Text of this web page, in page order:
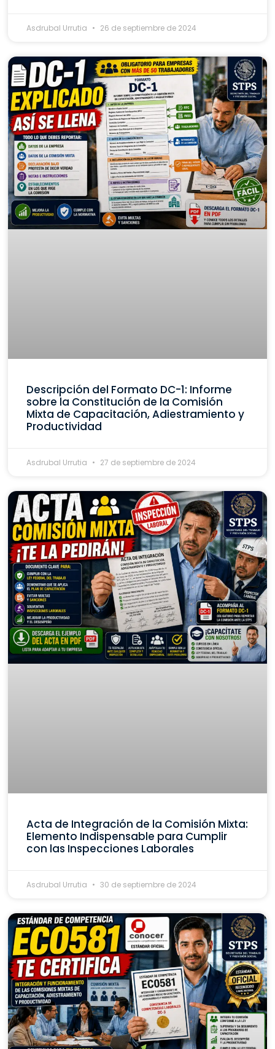
Asdrubal Urrutia 26 de septiembre de 2024
Descripción del Formato DC-1: Informe
sobre la Constitución de la Comisión
Mixta de Capacitación, Adiestramiento y
Productividad
Asdrubal Urrutia 27 de septiembre de 2024
Acta de Integración de la Comisión Mixta:
Elemento Indispensable para Cumplir
con las Inspecciones Laborales
Asdrubal Urrutia 30 de septiembre de 2024